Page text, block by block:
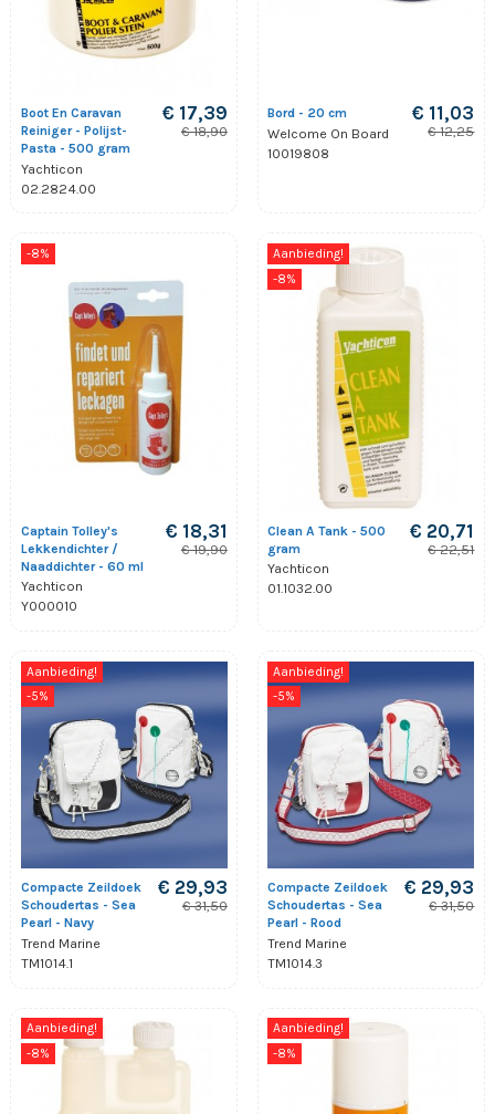
Boot En Caravan
Reiniger - Polijst-
Pasta - 500 gram
Yachticon
02.2824.00
€ 17,39
€ 18,90
Bord - 20 cm
Welcome On Board
10019808
€ 11,03
€ 12,25
-8%
Captain Tolley's
Lekkendichter /
Naaddichter - 60 ml
Yachticon
Y000010
€ 18,31
€ 19,90
Aanbieding!
-8%
Clean A Tank - 500
gram
Yachticon
01.1032.00
€ 20,71
€ 22,51
Aanbieding!
-5%
Compacte Zeildoek
Schoudertas - Sea
Pearl - Navy
Trend Marine
TM1014.1
€ 29,93
€ 31,50
Aanbieding!
-5%
Compacte Zeildoek
Schoudertas - Sea
Pearl - Rood
Trend Marine
TM1014.3
€ 29,93
€ 31,50
Aanbieding!
-8%
Aanbieding!
-8%